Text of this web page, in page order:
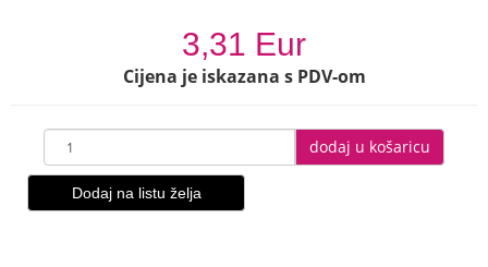
3,31 Eur
Cijena je iskazana s PDV-om
dodaj u košaricu
Dodaj na listu želja